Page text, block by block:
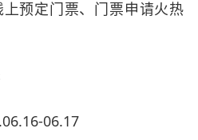
预定门票、门票申请火热
06.17